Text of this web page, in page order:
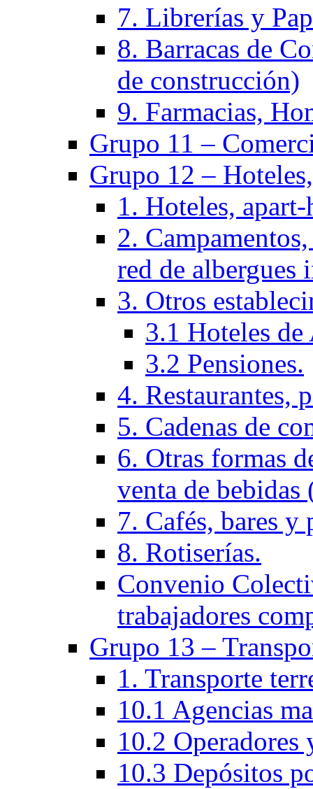
7. Librerías y
8. Barracas de
de construcción)
9. Farmacias,
Grupo 11 –
Grupo 12 –
1. Hoteles,
2.
red de albergues
3. Otros
3.1 Hoteles
3.2 Pensiones.
4. Restaurantes,
5. Cadenas de
6. Otras formas
venta de bebidas
7. Cafés, bares y
8. Rotiserías.
Convenio
trabajadores
Grupo 13 –
1. Transporte
10.1 Agencias
10.2 Operadores
10.3 Depósitos